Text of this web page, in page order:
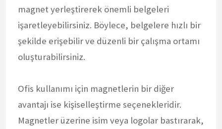
magnet yerleştirerek önemli belgeleri
işaretleyebilirsiniz. Böylece, belgelere hızlı bir
şekilde erişebilir ve düzenli bir çalışma ortamı
oluşturabilirsiniz.
Ofis kullanımı için magnetlerin bir diğer
avantajı ise kişiselleştirme seçenekleridir.
Magnetler üzerine isim veya logolar bastırarak,